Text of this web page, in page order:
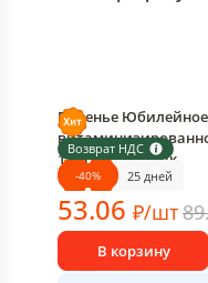
Возврат НДС
-40% 25 дней
Печенье Юбилейное
116 гр., флоу-пак
1 шт в упаковке
53.06 ₽/шт
В корзину